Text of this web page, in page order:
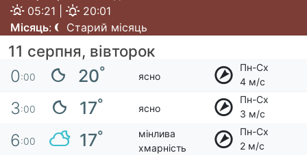
05:21 |
20:01
Місяць: Старий місяць
11 серпня, вівторок
0:00 20° ясно
Пн-Сх
4 м/с
3:00 17° ясно
Пн-Сх
3 м/с
6:00 17°
мінлива
хмарність
Пн-Сх
2 м/с